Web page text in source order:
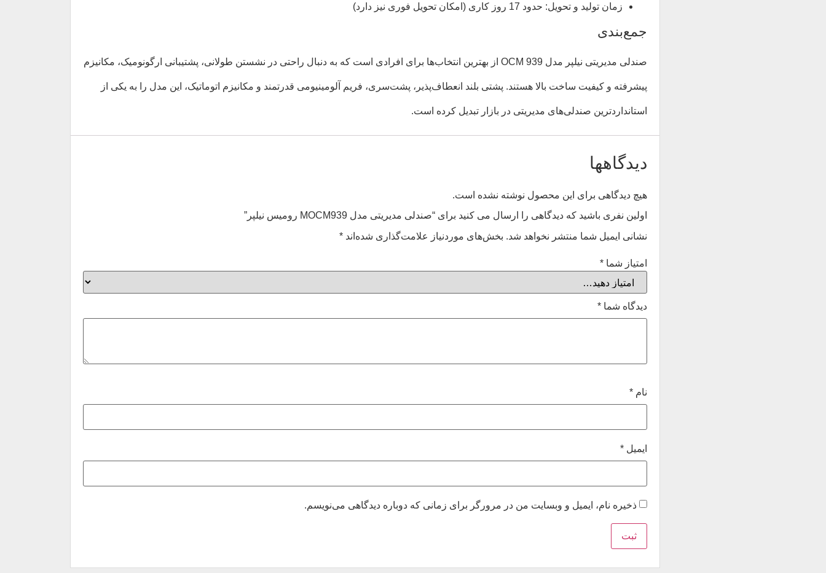
زمان تولید و تحویل: حدود 17 روز کاری (امکان تحویل فوری نیز دارد)
جمع‌بندی
صندلی مدیریتی نیلپر مدل OCM 939 از بهترین انتخاب‌ها برای افرادی است که به دنبال راحتی در نشستن طولانی، پشتیبانی ارگونومیک، مکانیزم
پیشرفته و کیفیت ساخت بالا هستند. پشتی بلند انعطاف‌پذیر، پشت‌سری، فریم آلومینیومی قدرتمند و مکانیزم اتوماتیک، این مدل را به یکی از
استانداردترین صندلی‌های مدیریتی در بازار تبدیل کرده است.
دیدگاهها
هیچ دیدگاهی برای این محصول نوشته نشده است.
اولین نفری باشید که دیدگاهی را ارسال می کنید برای “صندلی مدیریتی مدل MOCM939 رومیس نیلپر”
نشانی ایمیل شما منتشر نخواهد شد. بخش‌های موردنیاز علامت‌گذاری شده‌اند*
امتیاز شما*
دیدگاه شما*
نام*
ایمیل*
ذخیره نام، ایمیل و وبسایت من در مرورگر برای زمانی که دوباره دیدگاهی می‌نویسم.